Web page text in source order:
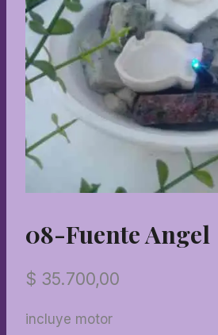
08-Fuente Angel
$ 35.700,00
incluye motor